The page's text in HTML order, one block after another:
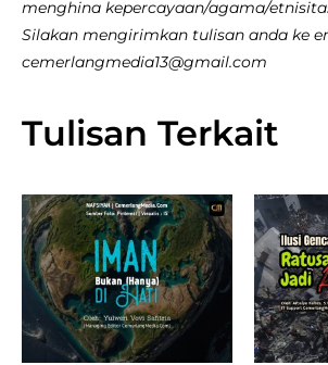
menghina kepercayaan/agama/
Silakan mengirimkan tulisan anda ke
cemerlangmedia13@gmail.com
Tulisan Terkait